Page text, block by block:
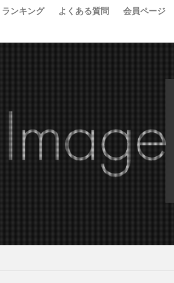
ランキング よくある質問
会員ページ